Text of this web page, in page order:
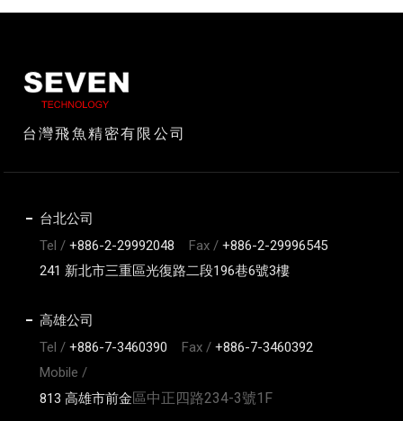
台灣飛魚精密有限公司
台北公司
Tel / +886-2-29992048 Fax / +886-2-29996545
241 新北市三重區光復路二段196巷6號3樓
高雄公司
Tel / +886-7-3460390 Fax / +886-7-3460392
Mobile /
813 高雄市前金區中正四路234-3號1F